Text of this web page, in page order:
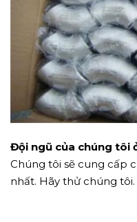
Đội ngũ của chúng tôi
Chúng tôi sẽ cung cấp
nhất. Hãy thử chúng tôi.